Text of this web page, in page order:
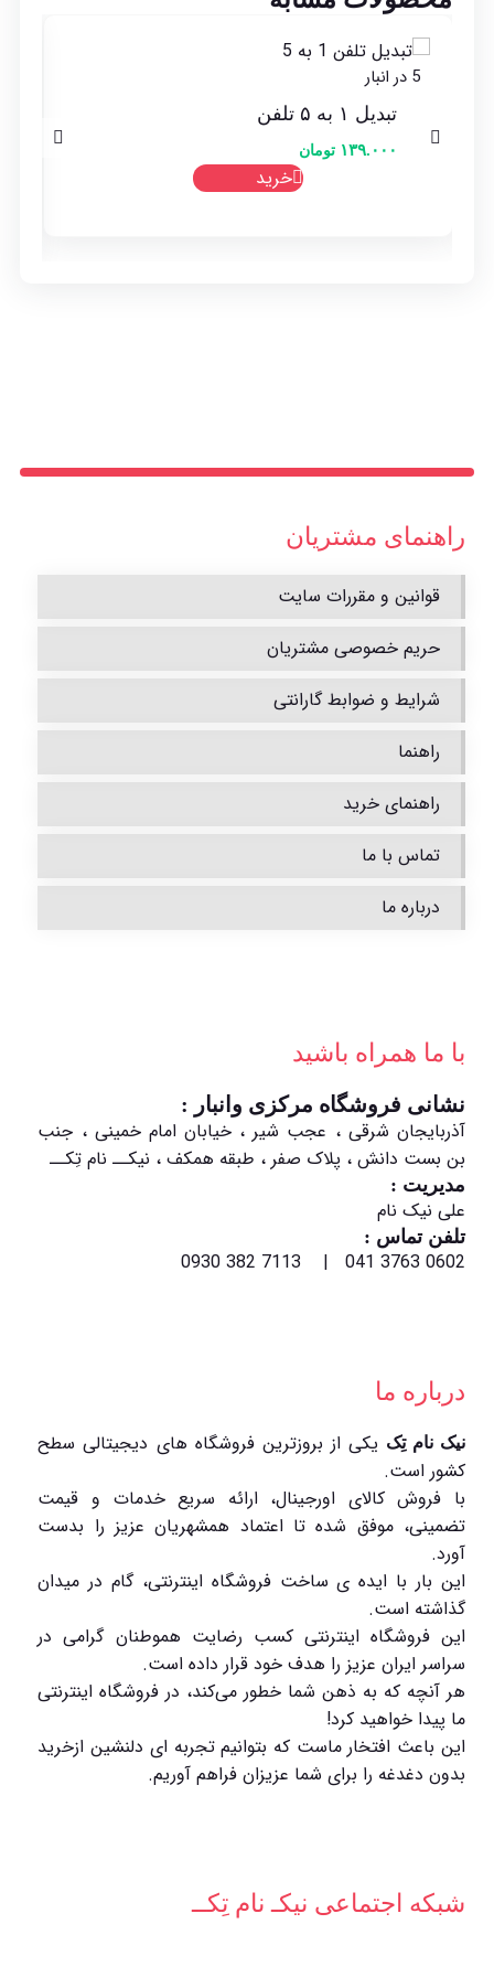
5 در انبار
تبدیل ۱ به ۵ تلفن
۱۳۹.۰۰۰ تومان
خرید
راهنمای مشتریان
قوانین و مقررات سایت
حریم خصوصی مشتریان
شرایط و ضوابط گارانتی
راهنما
راهنمای خرید
تماس با ما
درباره ما
با ما همراه باشید
نشانی فروشگاه مرکزی وانبار :
آذربایجان شرقی ، عجب شیر ، خیابان امام خمینی ، جنب
بن بست دانش ، پلاک صفر ، طبقه همکف ، نیکــ نام تِکــ
مدیریت :
علی نیک نام
تلفن تماس :
0602 3763 041 | 7113 382 0930
درباره ما
نیک نام تِک یکی از بروزترین فروشگاه های دیجیتالی سطح
کشور است.
با فروش کالای اورجینال، ارائه سریع خدمات و قیمت
تضمینی، موفق شده تا اعتماد همشهریان عزیز را بدست
آورد.
این بار با ایده ی ساخت فروشگاه اینترنتی، گام در میدان
گذاشته است.
این فروشگاه اینترنتی کسب رضایت هموطنان گرامی در
سراسر ایران عزیز را هدف خود قرار داده است.
هر آنچه که به ذهن شما خطور می‌کند، در فروشگاه اینترنتی
ما پیدا خواهید کرد!
این باعث افتخار ماست که بتوانیم تجربه ای دلنشین ازخرید
بدون دغدغه را برای شما عزیزان فراهم آوریم.
شبکه‌ اجتماعی نیکـ نام تِکــ